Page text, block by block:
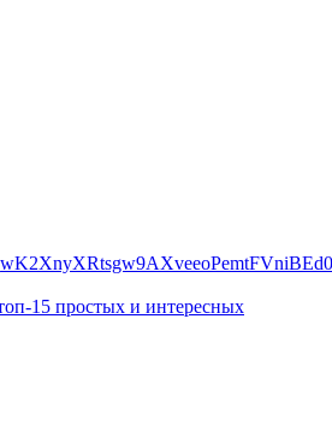
15 простых и интересных